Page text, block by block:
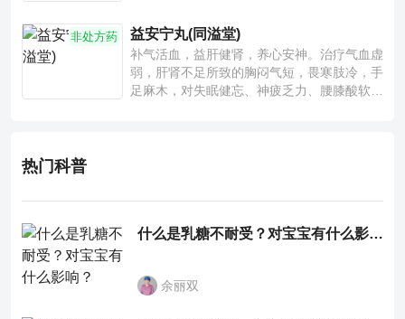
非处方药 益安宁丸(同溢堂)
补气活血，益肝健肾，养心安神。治疗气血虚
弱，肝肾不足所致的胸闷气短，畏寒肢冷，手
足麻木，对失眠健忘、神疲乏力、腰膝酸软也
热门科普
什么是乳糖不耐受？对宝宝有什么影响？
余丽双